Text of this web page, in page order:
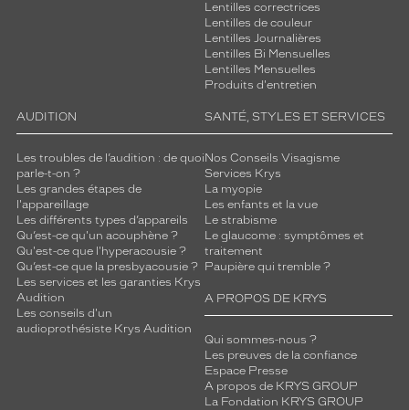
Lentilles correctrices
Lentilles de couleur
Lentilles Journalières
Lentilles Bi Mensuelles
Lentilles Mensuelles
Produits d'entretien
AUDITION
Les troubles de l’audition : de quoi
parle-t-on ?
Les grandes étapes de
l'appareillage
Les différents types d’appareils
Qu’est-ce qu'un acouphène ?
Qu'est-ce que l'hyperacousie ?
Qu’est-ce que la presbyacousie ?
Les services et les garanties Krys
Audition
Les conseils d'un
audioprothésiste Krys Audition
SANTÉ, STYLES ET SERVICES
Nos Conseils Visagisme
Services Krys
La myopie
Les enfants et la vue
Le strabisme
Le glaucome : symptômes et
traitement
Paupière qui tremble ?
A PROPOS DE KRYS
Qui sommes-nous ?
Les preuves de la confiance
Espace Presse
A propos de KRYS GROUP
La Fondation KRYS GROUP